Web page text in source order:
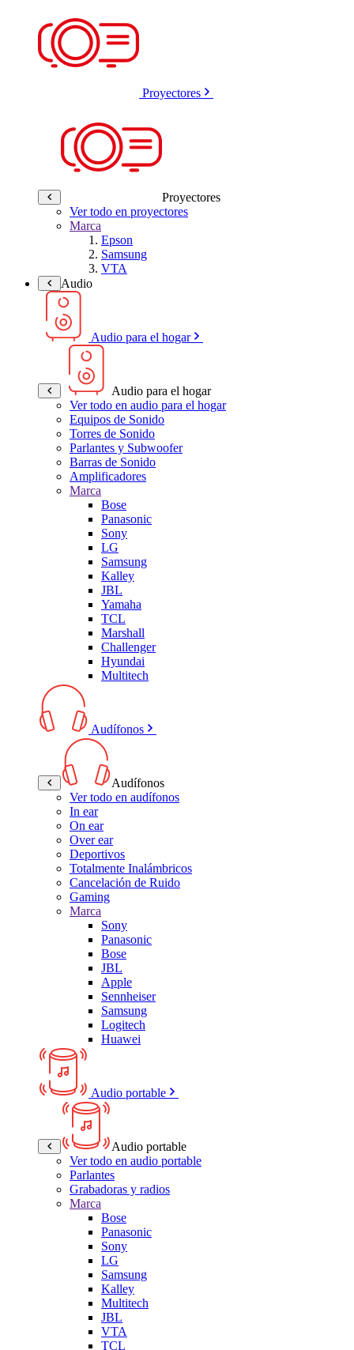
Proyectores
Proyectores
Ver todo en proyectores
Marca
Epson
Samsung
VTA
Audio
Audio para el hogar
Audio para el hogar
Ver todo en audio para el hogar
Equipos de Sonido
Torres de Sonido
Parlantes y Subwoofer
Barras de Sonido
Amplificadores
Marca
Bose
Panasonic
Sony
LG
Samsung
Kalley
JBL
Yamaha
TCL
Marshall
Challenger
Hyundai
Multitech
Audífonos
Audífonos
Ver todo en audífonos
In ear
On ear
Over ear
Deportivos
Totalmente Inalámbricos
Cancelación de Ruido
Gaming
Marca
Sony
Panasonic
Bose
JBL
Apple
Sennheiser
Samsung
Logitech
Huawei
Audio portable
Audio portable
Ver todo en audio portable
Parlantes
Grabadoras y radios
Marca
Bose
Panasonic
Sony
LG
Samsung
Kalley
Multitech
JBL
VTA
TCL